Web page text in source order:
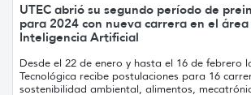
UTEC abrió su segundo período de
para 2024 con nueva carrera en el
Inteligencia Artificial
Desde el 22 de enero y hasta el 16 de febrero
Tecnológica recibe postulaciones para 16
sostenibilidad ambiental, alimentos,